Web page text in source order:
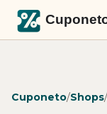
Cuponeto/Shops/